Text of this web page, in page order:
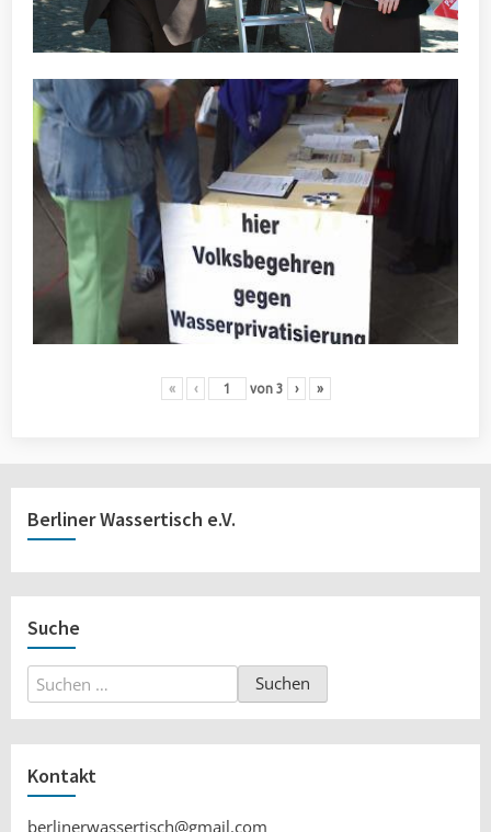
« ‹ von 3 › »
Berliner Wassertisch e.V.
Suche
Suchen
nach:
Kontakt
berlinerwassertisch@gmail.com